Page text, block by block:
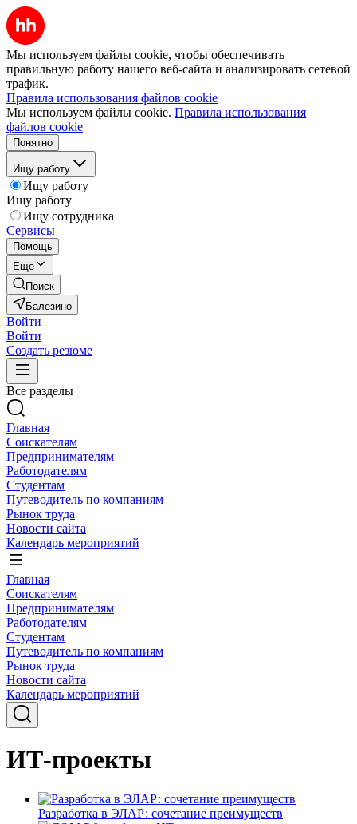
Мы используем файлы cookie, чтобы обеспечивать
правильную работу нашего веб-сайта и анализировать сетевой
трафик.
Правила использования файлов cookie
Мы используем файлы cookie. Правила использования
файлов cookie
Понятно
Ищу работу
Ищу работу
Ищу работу
Ищу сотрудника
Сервисы
Помощь
Ещё
Поиск
Балезино
Войти
Войти
Создать резюме
Все разделы
Главная
Соискателям
Предпринимателям
Работодателям
Студентам
Путеводитель по компаниям
Рынок труда
Новости сайта
Календарь мероприятий
Главная
Соискателям
Предпринимателям
Работодателям
Студентам
Путеводитель по компаниям
Рынок труда
Новости сайта
Календарь мероприятий
ИТ-проекты
Разработка в ЭЛАР: сочетание преимуществ